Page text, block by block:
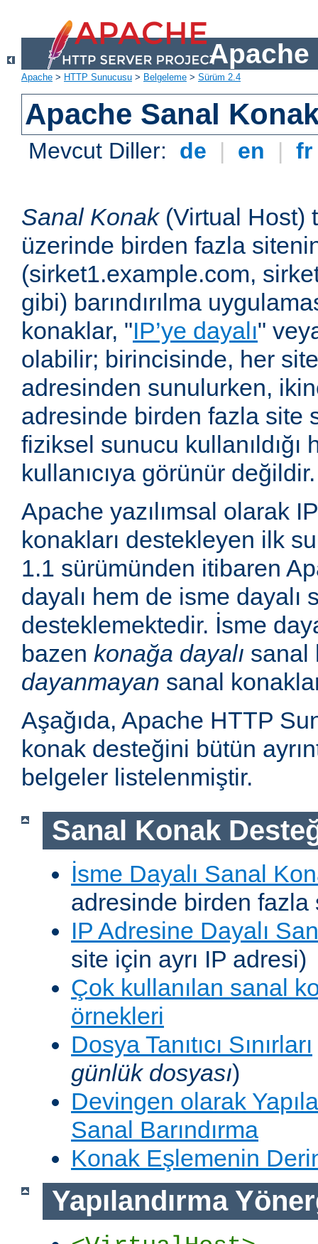
Apache
Apache > HTTP Sunucusu > Belgeleme > Sürüm 2.4
Apache Sanal
Mevcut Diller: de | en |
Sanal Konak(Virtual Host)
üzerinde birden fazla
(sirket1.example.com,
gibi) barındırılma
konaklar, "IP’ye dayalı"
olabilir; birincisinde, her
adresinden sunulurken,
adresinde birden fazla site
fiziksel sunucu
kullanıcıya görünür değildir.
Apache yazılımsal olarak
konakları destekleyen ilk
1.1 sürümünden itibaren
dayalı hem de isme dayalı
desteklemektedir. İsme
bazen konağa dayalı sanal
dayanmayan sanal
Aşağıda, Apache HTTP
konak desteğini bütün
belgeler listelenmiştir.
Sanal Konak
İsme Dayalı Sanal
adresinde birden fazla
IP Adresine Dayalı
site için ayrı IP adresi)
Çok kullanılan sanal
örnekleri
Dosya Tanıtıcı Sınırları
günlük dosyası)
Devingen olarak
Sanal Barındırma
Konak Eşlemenin
Yapılandırma